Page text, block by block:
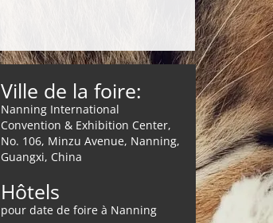
Ville de la foire:
Nanning International
Convention & Exhibition Center,
No. 106, Minzu Avenue, Nanning,
Guangxi, China
Hôtels
pour date de foire à Nanning